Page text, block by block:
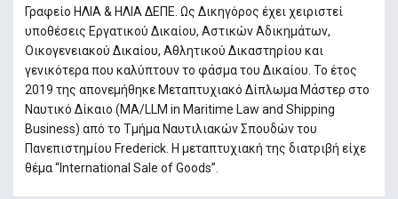
Γραφείο ΗΛΙΑ & ΗΛΙΑ ΔΕΠΕ. Ως Δικηγόρος έχει χειριστεί
υποθέσεις Εργατικού Δικαίου, Αστικών Αδικημάτων,
Οικογενειακού Δικαίου, Αθλητικού Δικαστηρίου και
γενικότερα που καλύπτουν το φάσμα του Δικαίου. Το έτος
2019 της απονεμήθηκε Μεταπτυχιακό Δίπλωμα Μάστερ στο
Ναυτικό Δίκαιο (MA/LLM in Maritime Law and Shipping
Business) από το Τμήμα Ναυτιλιακών Σπουδών του
Πανεπιστημίου Frederick. Η μεταπτυχιακή της διατριβή είχε
θέμα “International Sale of Goods”.